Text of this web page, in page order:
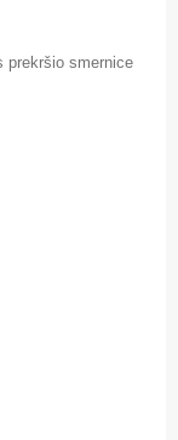
prekršio smernice